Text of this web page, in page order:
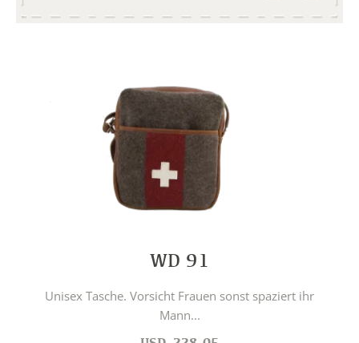
WD 91
Unisex Tasche. Vorsicht Frauen sonst spaziert ihr
Mann...